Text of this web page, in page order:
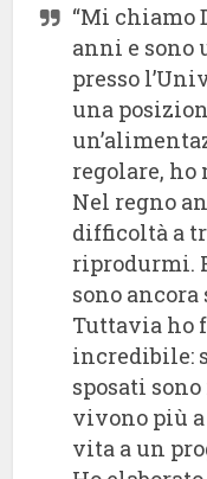
“Mi chiamo
anni e sono
presso
una
regolare, ho
Nel regno
difficoltà a
riprodurmi.
sono ancora
Tuttavia ho
incredibile:
sposati
vivono più a
vita a un